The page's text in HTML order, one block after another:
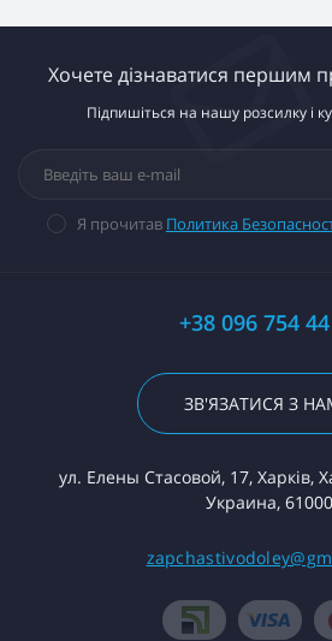
Хочете дізнаватися першим
Підпишіться на нашу розсилку і
Я прочитав Политика
+38 096 754
ЗВ'ЯЗАТИСЯ З
ул. Елены Стасовой, 17, Харків,
Украина, 61000